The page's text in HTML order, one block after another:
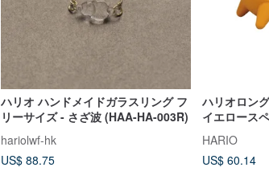
ハリオ ハンドメイドガラスリング フ
リーサイズ - さざ波 (HAA-HA-003R)
hariolwf-hk
US$ 88.75
ハリオロン
イエロース
HARIO
US$ 60.14